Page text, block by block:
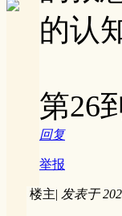
的认
第26
回复
举报
楼主| 发表于